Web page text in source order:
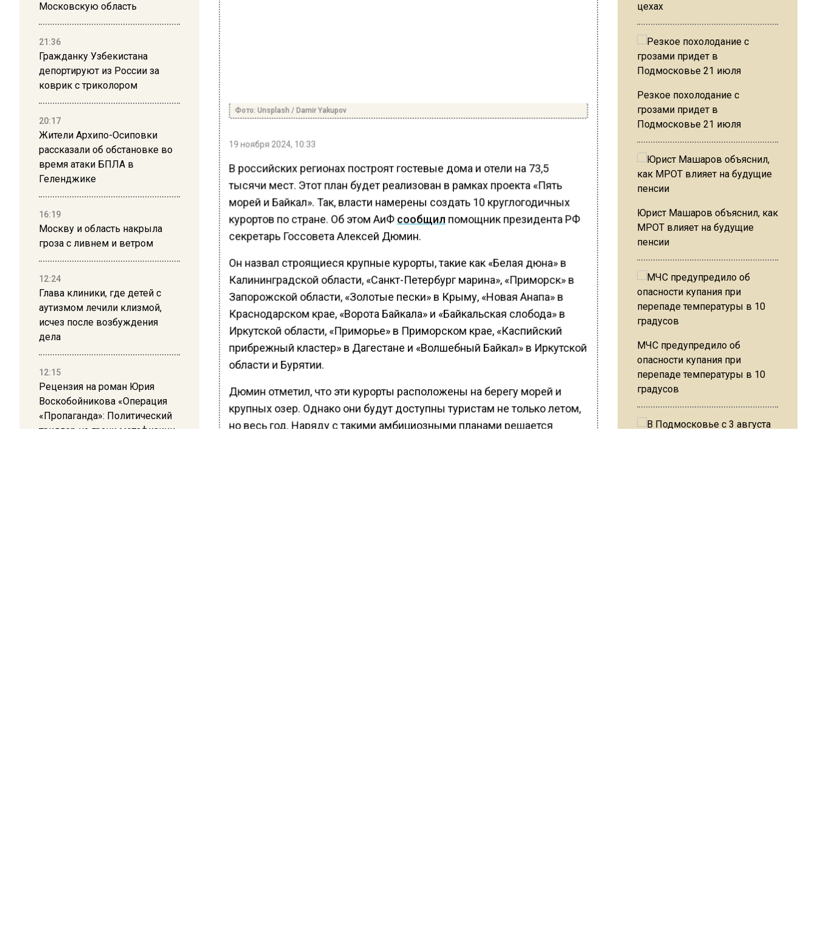
Московскую область
21:36
Гражданку Узбекистана
депортируют из России за
коврик с триколором
20:17
Жители Архипо-Осиповки
рассказали об обстановке во
время атаки БПЛА в
Геленджике
16:19
Москву и область накрыла
гроза с ливнем и ветром
12:24
Глава клиники, где детей с
аутизмом лечили клизмой,
исчез после возбуждения
дела
12:15
Рецензия на роман Юрия
Воскобойникова «Операция
«Пропаганда»: Политический
триллер на грани метафизики
Фото: Unsplash / Damir Yakupov
19 ноября 2024, 10:33
В российских регионах построят гостевые дома и отели на 73,5
тысячи мест. Этот план будет реализован в рамках проекта «Пять
морей и Байкал». Так, власти намерены создать 10 круглогодичных
курортов по стране. Об этом АиФ сообщил помощник президента РФ
секретарь Госсовета Алексей Дюмин.
Он назвал строящиеся крупные курорты, такие как «Белая дюна» в
Калининградской области, «Санкт-Петербург марина», «Приморск» в
Запорожской области, «Золотые пески» в Крыму, «Новая Анапа» в
Краснодарском крае, «Ворота Байкала» и «Байкальская слобода» в
Иркутской области, «Приморье» в Приморском крае, «Каспийский
прибрежный кластер» в Дагестане и «Волшебный Байкал» в Иркутской
области и Бурятии.
Дюмин отметил, что эти курорты расположены на берегу морей и
крупных озер. Однако они будут доступны туристам не только летом,
но весь год. Наряду с такими амбициозными планами решается
цехах
Резкое похолодание с
грозами придет в
Подмосковье 21 июля
Юрист Машаров объяснил, как
МРОТ влияет на будущие
пенсии
МЧС предупредило об
опасности купания при
перепаде температуры в 10
градусов